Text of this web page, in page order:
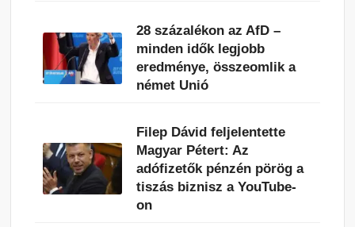
28 százalékon az AfD –
minden idők legjobb
eredménye, összeomlik a
német Unió
Filep Dávid feljelentette
Magyar Pétert: Az
adófizetők pénzén pörög a
tiszás biznisz a YouTube-
on